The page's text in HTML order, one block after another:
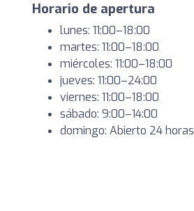
Horario de apertura
lunes: 11:00–18:00
martes: 11:00–18:00
miércoles: 11:00–18:00
jueves: 11:00–24:00
viernes: 11:00–18:00
sábado: 9:00–14:00
domingo: Abierto 24 horas